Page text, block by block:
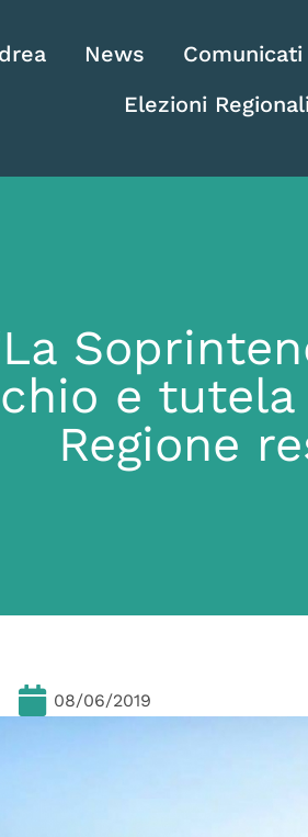
News Comunicati
Elezioni
e
Regione
08/06/2019